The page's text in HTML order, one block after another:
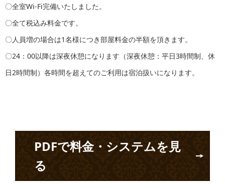
〇全室Wi-Fi完備いたしました。
〇全て税込み料金です。
〇人員増の場合は1名様につき部屋料金の半額を頂きます。
〇24：00以降は深夜休憩になります（深夜休憩：平日3時間制、休
日2時間制）各時間を超えてのご利用は宿泊扱いになります。
PDFで料金・システムを見
る